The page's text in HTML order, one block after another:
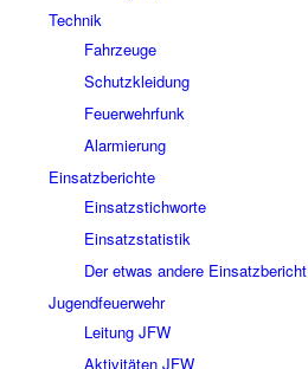
Technik
Fahrzeuge
Schutzkleidung
Feuerwehrfunk
Alarmierung
Einsatzberichte
Einsatzstichworte
Einsatzstatistik
Der etwas andere Einsatzbericht
Jugendfeuerwehr
Leitung JFW
Aktivitäten JFW